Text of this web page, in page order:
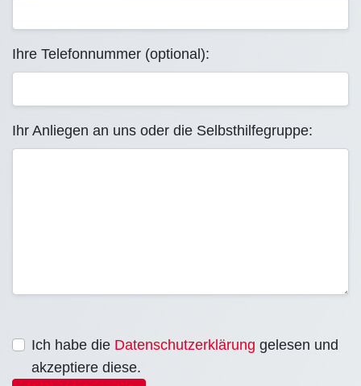
Ihre Telefonnummer (optional):
Ihr Anliegen an uns oder die Selbsthilfegruppe:
Ich habe die Datenschutzerklärung gelesen und
akzeptiere diese.